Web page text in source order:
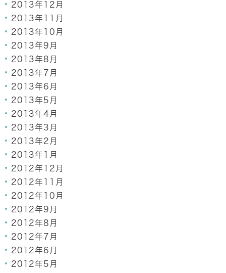
2013年12月
2013年11月
2013年10月
2013年9月
2013年8月
2013年7月
2013年6月
2013年5月
2013年4月
2013年3月
2013年2月
2013年1月
2012年12月
2012年11月
2012年10月
2012年9月
2012年8月
2012年7月
2012年6月
2012年5月